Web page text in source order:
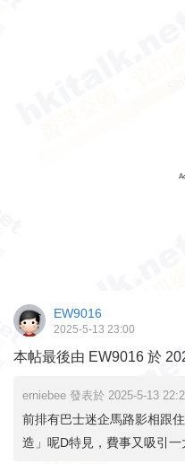
EW9016
2025-5-13 23:00
本帖最後由 EW9016 於
erniebee 發表於 2025-5-13
前排有巴士迷企馬路影相跟
造」呢D特見，費事又吸引一